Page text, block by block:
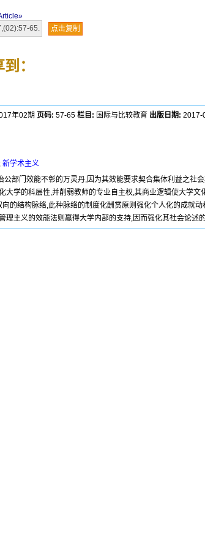
65.
点击复制
：
年02期 页码: 57-65 栏目: 国际与比较教育 出版日期: 2017-
; 新学术主义
部门效能不彰的万灵丹,因为其效能要求契合集体利益之社
大学的科层性,并削弱教师的专业自主权,其商业逻辑使大学
的结构脉络,此种脉络的制度化酬赏原则强化个人化的成就
主义的效能法则赢得大学内部的支持,因而强化其社会论述的